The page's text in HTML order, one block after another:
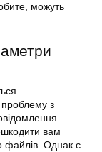
можуть
проблему з
вам
файлів. Однак є